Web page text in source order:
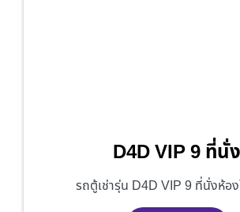
D4D VIP 9 ที่นั่ง
รถตู้เช่ารุ่น D4D VIP 9 ที่นั่งห้อ